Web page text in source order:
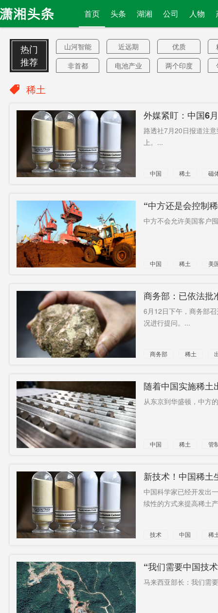
首页 头条 湖湘 公司 人物
热门
推荐
山河智能 近远期 优质
非首都
电池产业 两个印度
欧洲议会
黄金期 个城市
最差性描
写奖
福布斯
5号线
方舱 老年痴呆
日照
保驾护航
院
3架 封顶线
法定年龄
同比上涨
3.5%
中国官员
中央芭蕾
舞团
党员
19.9万 产品设计
搜索引擎
估价上亿
稀土
外媒紧盯：中国6
路透社7月20日报道注
上。...
中国 稀土 磁
“中方还是会控制
中方不会允许美国客户
中国 稀土 美
商务部：已依法批
6月12日下午，商务部
况进行提问。...
商务部 稀土
随着中国实施稀土
中断的可能性
从东京到华盛顿，中方
中国 稀土 管
新技术！中国稀土
中国科学家已经开发出
续性的方式来提高稀土
技术 中国 稀
“我们需要中国技
马来西亚部长：我们需